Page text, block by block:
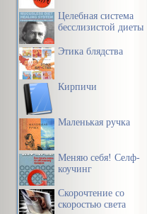
Целебная система
бесслизистой диеты
Этика блядства
Кирпичи
Маленькая ручка
Меняю себя! Селф-
коучинг
Скорочтение со
скоростью света